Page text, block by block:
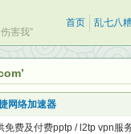
害我”
首页 乱七八
网络加速器
免费及付费pptp / l2tp vpn